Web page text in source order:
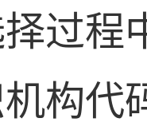
过程
构代